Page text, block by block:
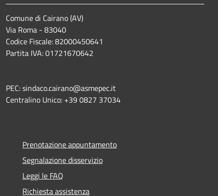
Comune di Cairano (AV)
Via Roma - 83040
Codice Fiscale: 82000450641
Partita IVA: 01721670642
PEC: sindaco.cairano@asmepec.it
Centralino Unico: +39 0827 37034
Prenotazione appuntamento
Segnalazione disservizio
Leggi le FAQ
Richiesta assistenza